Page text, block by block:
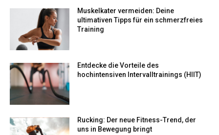
Muskelkater vermeiden: Deine
ultimativen Tipps für ein schmerzfreies
Training
Entdecke die Vorteile des
hochintensiven Intervalltrainings (HIIT)
Rucking: Der neue Fitness-Trend, der
uns in Bewegung bringt